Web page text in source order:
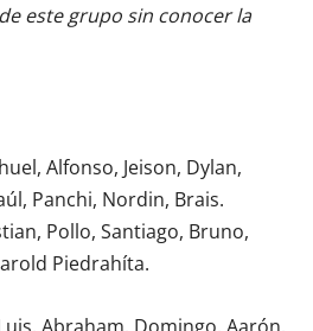
este grupo sin conocer la
Alfonso, Jeison, Dylan,
Panchi, Nordin, Brais.
Pollo, Santiago, Bruno,
Piedrahíta.